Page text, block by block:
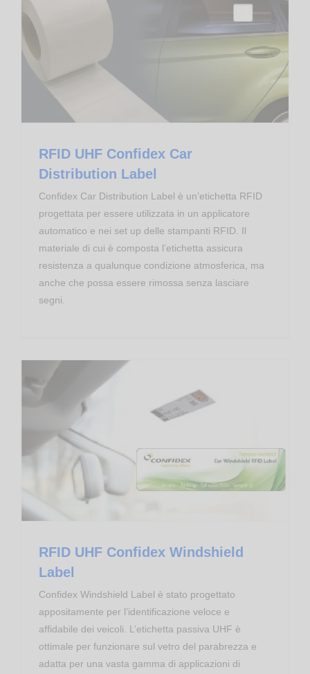
RFID UHF Confidex Car
Distribution Label
Confidex Car Distribution Label è un’etichetta RFID
progettata per essere utilizzata in un applicatore
automatico e nei set up delle stampanti RFID. Il
materiale di cui è composta l’etichetta assicura
resistenza a qualunque condizione atmosferica, ma
anche che possa essere rimossa senza lasciare
segni.
RFID UHF Confidex Windshield
Label
Confidex Windshield Label è stato progettato
appositamente per l’identificazione veloce e
affidabile dei veicoli. L’etichetta passiva UHF è
ottimale per funzionare sul vetro del parabrezza e
adatta per una vasta gamma di applicazioni di